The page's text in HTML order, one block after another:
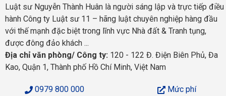
Luật sư Nguyễn Thành Huân là người sáng lập và trực tiếp điều
hành Công ty Luật sư 11 – hãng luật chuyên nghiệp hàng đầu
với thế mạnh đặc biệt trong lĩnh vực Nhà đất & Tranh tụng,
được đông đảo khách ...
Địa chỉ văn phòng/ Công ty: 120 - 122 Đ. Điện Biên Phủ, Đa
Kao, Quận 1, Thành phố Hồ Chí Minh, Việt Nam
0979 800 000
Mức phí